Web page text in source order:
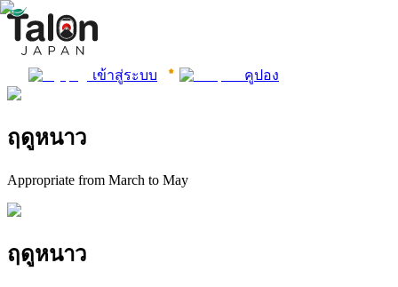
เข้าสู่ระบบ คูปอง
ฤดูหนาว
Appropriate from March to May
ฤดูหนาว